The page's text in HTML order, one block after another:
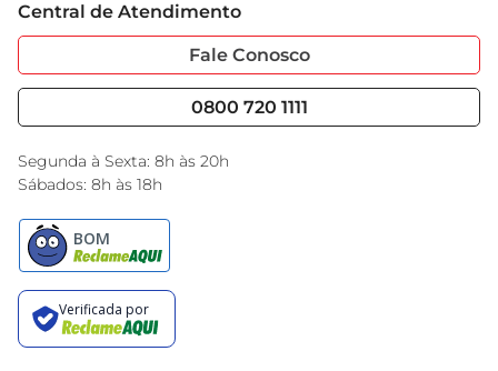
Sobre Privacidade
Portal do Fornecedo
Nossas Lojas
Garantia Estendida
Serviços
Black Friday
Encarte do Dia
Central de Atendimento
Fale Conosco
0800 720 1111
Segunda à Sexta: 8h às 20h
Sábados: 8h às 18h